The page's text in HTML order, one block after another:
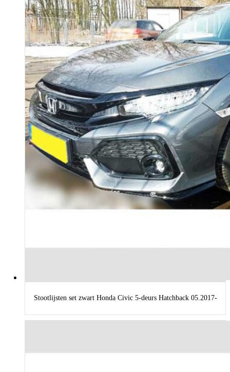
Stootlijsten set zwart Honda Civic 5-deurs Hatchback 05.2017-